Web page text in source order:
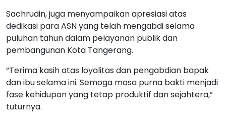
Sachrudin, juga menyampaikan apresiasi atas
dedikasi para ASN yang telah mengabdi selama
puluhan tahun dalam pelayanan publik dan
pembangunan Kota Tangerang.
“Terima kasih atas loyalitas dan pengabdian bapak
dan ibu selama ini. Semoga masa purna bakti menjadi
fase kehidupan yang tetap produktif dan sejahtera,”
tuturnya.